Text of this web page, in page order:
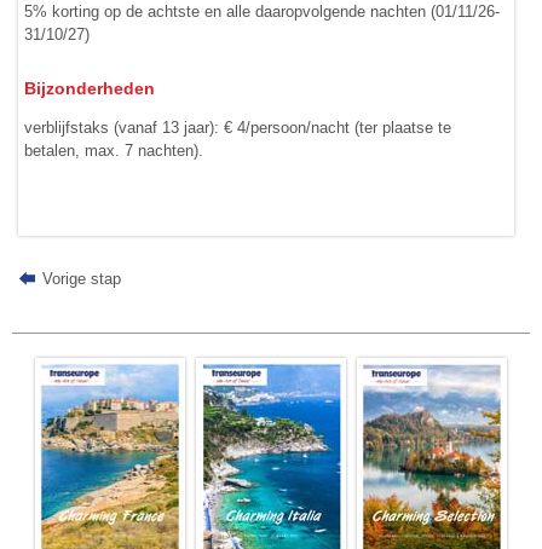
5% korting op de achtste en alle daaropvolgende nachten (01/11/26-
31/10/27)
Bijzonderheden
verblijfstaks (vanaf 13 jaar): € 4/­persoon/nacht (ter plaatse te
betalen, max. 7 nachten).
Vorige stap